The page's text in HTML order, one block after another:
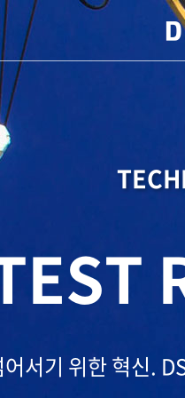
서기 위한 혁신.